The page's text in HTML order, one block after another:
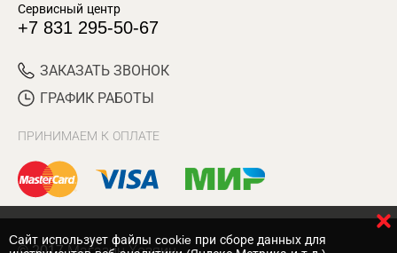
Сервисный центр
+7 831 295-50-67
ЗАКАЗАТЬ ЗВОНОК
ГРАФИК РАБОТЫ
ПРИНИМАЕМ К ОПЛАТЕ
Cайт использует файлы cookie при сборе данных для